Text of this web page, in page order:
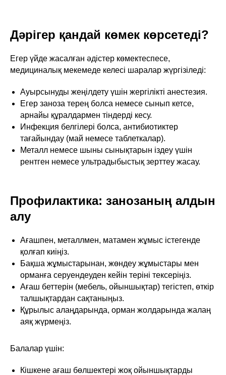
Дәрігер қандай көмек көрсетеді?
Егер үйде жасалған әдістер көмектеспесе,
медициналық мекемеде келесі шаралар жүргізіледі:
Ауырсынуды жеңілдету үшін жергілікті анестезия.
Егер заноза терең болса немесе сынып кетсе,
арнайы құралдармен тіндерді кесу.
Инфекция белгілері болса, антибиотиктер
тағайындау (май немесе таблеткалар).
Металл немесе шыны сынықтарын іздеу үшін
рентген немесе ультрадыбыстық зерттеу жасау.
Профилактика: занозаның алдын
алу
Ағашпен, металлмен, матамен жұмыс істегенде
қолғап киіңіз.
Бақша жұмыстарынан, жөндеу жұмыстары мен
орманға серуендеуден кейін теріні тексеріңіз.
Ағаш беттерін (мебель, ойыншықтар) тегістеп, өткір
талшықтардан сақтаныңыз.
Құрылыс алаңдарында, орман жолдарында жалаң
аяқ жүрмеңіз.
Балалар үшін:
Кішкене ағаш бөлшектері жоқ ойыншықтарды